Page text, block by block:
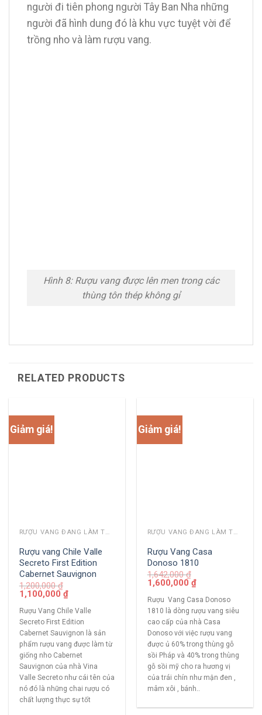
người đi tiên phong người Tây Ban Nha những
người đã hình dung đó là khu vực tuyệt vời để
trồng nho và làm rượu vang.
Hình 8: Rượu vang được lên men trong các
thùng tôn thép không gỉ
RELATED PRODUCTS
Giảm giá!
Rượu vang Chile Valle
Secreto First Edition
Cabernet Sauvignon
1,200,000₫
1,100,000₫
Rượu Vang Chile Valle
Secreto First Edition
Cabernet Sauvignon là sản
phẩm rượu vang được làm từ
giống nho Cabernet
Sauvignon của nhà Vina
Valle Secreto như cái tên của
nó đó là những chai rượu có
chất lượng thực sự tốt
Giảm giá!
Rượu Vang Casa
Donoso 1810
1,642,000₫
1,600,000₫
Rượu Vang Casa Donoso
1810 là dòng rượu vang siêu
cao cấp của nhà Casa
Donoso với việc rượu vang
được ủ 60% trong thùng gỗ
sồi Pháp và 40% trong thùng
gỗ sồi mỹ cho ra hương vị
của trái chín như mận đen ,
mâm xôi , bánh..